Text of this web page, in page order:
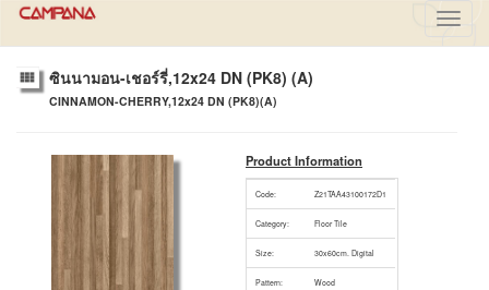
ซินนามอน-เชอร์รี่,12x24 DN (PK8) (A)
CINNAMON-CHERRY,12x24 DN (PK8)(A)
Product Information
Code: Z21TAA43100172D1
Category: Floor Tile
Size: 30x60cm. Digital
Pattern: Wood